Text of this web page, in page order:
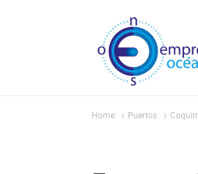
Home Puertos